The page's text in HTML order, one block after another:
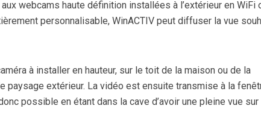
webcams haute définition installées à l’extérieur en WiFi
personnalisable, WinACTIV peut diffuser la vue
à installer en hauteur, sur le toit de la maison ou de la
paysage extérieur. La vidéo est ensuite transmise à la
possible en étant dans la cave d’avoir une pleine vue sur